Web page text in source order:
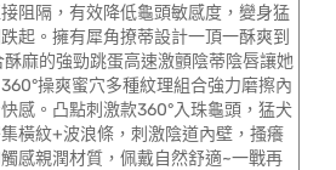
阻隔，有效降低龜頭敏感度，變身猛
起。擁有犀角撩蒂設計一頂一酥爽到
麻的強勁跳蛋高速激顫陰蒂陰唇讓她
操爽蜜穴多種紋理組合強力磨擦內
感。凸點刺激款360°入珠龜頭，猛犬
橫紋+波浪條，刺激陰道內壁，搔癢
感親潤材質，佩戴自然舒適~一戰再